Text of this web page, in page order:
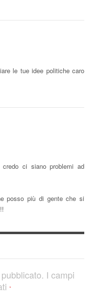
le tue idee politiche caro
ci siano problemi ad
posso più di gente che si
I campi
*